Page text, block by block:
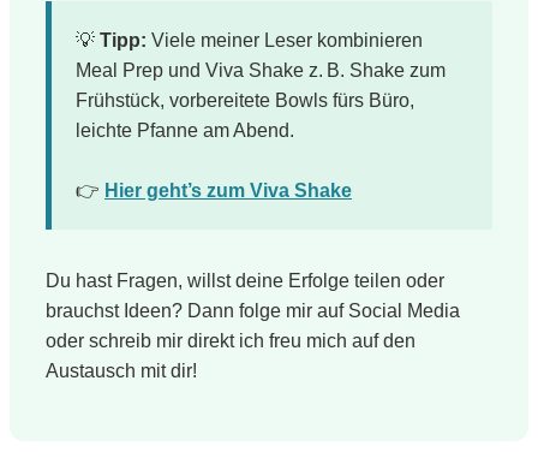
💡 Tipp: Viele meiner Leser kombinieren
Meal Prep und Viva Shake z. B. Shake zum
Frühstück, vorbereitete Bowls fürs Büro,
leichte Pfanne am Abend.
👉 Hier geht’s zum Viva Shake
Du hast Fragen, willst deine Erfolge teilen oder
brauchst Ideen? Dann folge mir auf Social Media
oder schreib mir direkt ich freu mich auf den
Austausch mit dir!